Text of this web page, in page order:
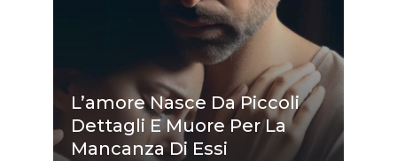
L’amore Nasce Da Piccoli
Dettagli E Muore Per La
Mancanza Di Essi